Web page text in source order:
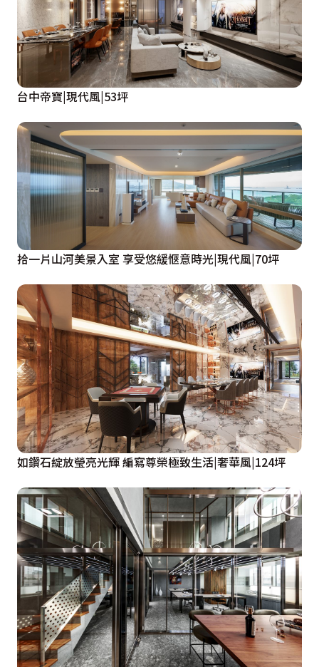
台中帝寶|現代風|53坪
拾一片山河美景入室 享受悠緩愜意時光|現代風|70坪
如鑽石綻放瑩亮光輝 編寫尊榮極致生活|奢華風|124坪